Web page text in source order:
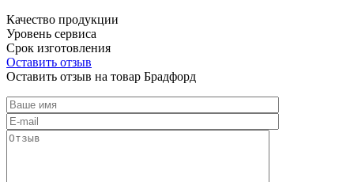
Качество продукции
Уровень сервиса
Срок изготовления
Оставить отзыв
Оставить отзыв на товар Брадфорд